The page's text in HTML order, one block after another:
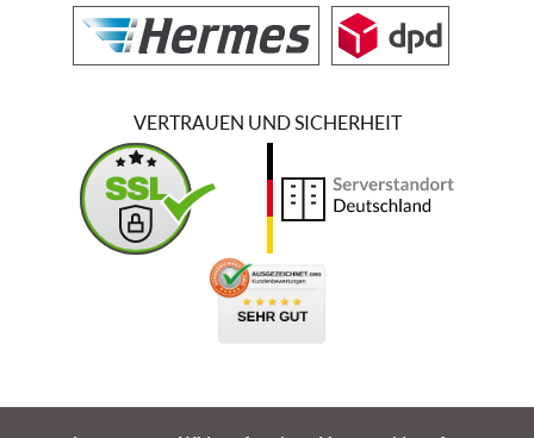
VERTRAUEN UND SICHERHEIT